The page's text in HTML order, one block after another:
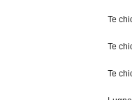
Te
Te
Te